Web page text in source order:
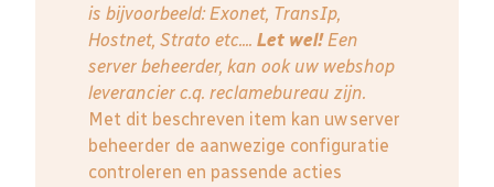
is bijvoorbeeld: Exonet, TransIp,
Hostnet, Strato etc.... Let wel!Een
server beheerder, kan ook uw webshop
leverancier c.q. reclamebureau zijn.
Met dit beschreven item kan uw server
beheerder de aanwezige configuratie
controleren en passende acties